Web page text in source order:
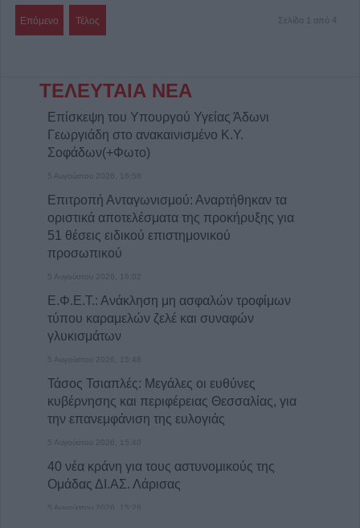
Επόμενο Τέλος Σελίδα 1 από 4
ΤΕΛΕΥΤΑΙΑ ΝΕΑ
Επίσκεψη του Υπουργού Υγείας Άδωνι
Γεωργιάδη στο ανακαινισμένο Κ.Y.
Σοφάδων(+Φωτο)
5 Αυγούστου 2026, 16:58
Επιτροπή Ανταγωνισμού: Αναρτήθηκαν τα
οριστικά αποτελέσματα της προκήρυξης για
51 θέσεις ειδικού επιστημονικού
προσωπικού
5 Αυγούστου 2026, 16:02
Ε.Φ.Ε.Τ.: Ανάκληση μη ασφαλών τροφίμων
τύπου καραμελών ζελέ και συναφών
γλυκισμάτων
5 Αυγούστου 2026, 15:48
Τάσος Τσιαπλές: Μεγάλες οι ευθύνες
κυβέρνησης και περιφέρειας Θεσσαλίας, για
την επανεμφάνιση της ευλογιάς
5 Αυγούστου 2026, 15:40
40 νέα κράνη για τους αστυνομικούς της
Ομάδας ΔΙ.ΑΣ. Λάρισας
5 Αυγούστου 2026, 15:26